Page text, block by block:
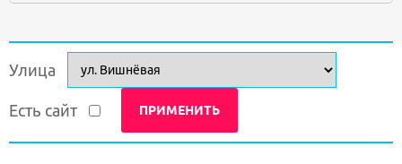
Улица
Есть сайт